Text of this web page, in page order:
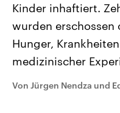
Landtagswahl Sachsen-
Alle Informationen
Sachsen-Anhalt wählt am
September 2026 einen
Landtag. Seit 2021 wird
Bundesland von einer
Umfragen, Prognosen,
Kinder inhaftiert.
wurden erschossen
Hunger,
medizinischer
Von Jürgen Nendza und